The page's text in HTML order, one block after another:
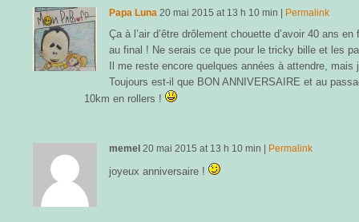
Papa Luna 20 mai 2015 at 13 h 10 min | Permalink
Ça à l’air d’être drôlement chouette d’avoir 40 ans
au final ! Ne serais ce que pour le tricky bille et les
Il me reste encore quelques années à attendre, mais
Toujours est-il que BON ANNIVERSAIRE et au
10km en rollers !
memel 20 mai 2015 at 13 h 10 min Permalink
joyeux anniversaire !